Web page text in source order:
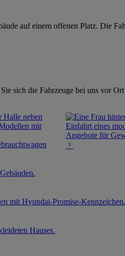
sich die Fahrzeuge bei uns vor Ort
Angebote für